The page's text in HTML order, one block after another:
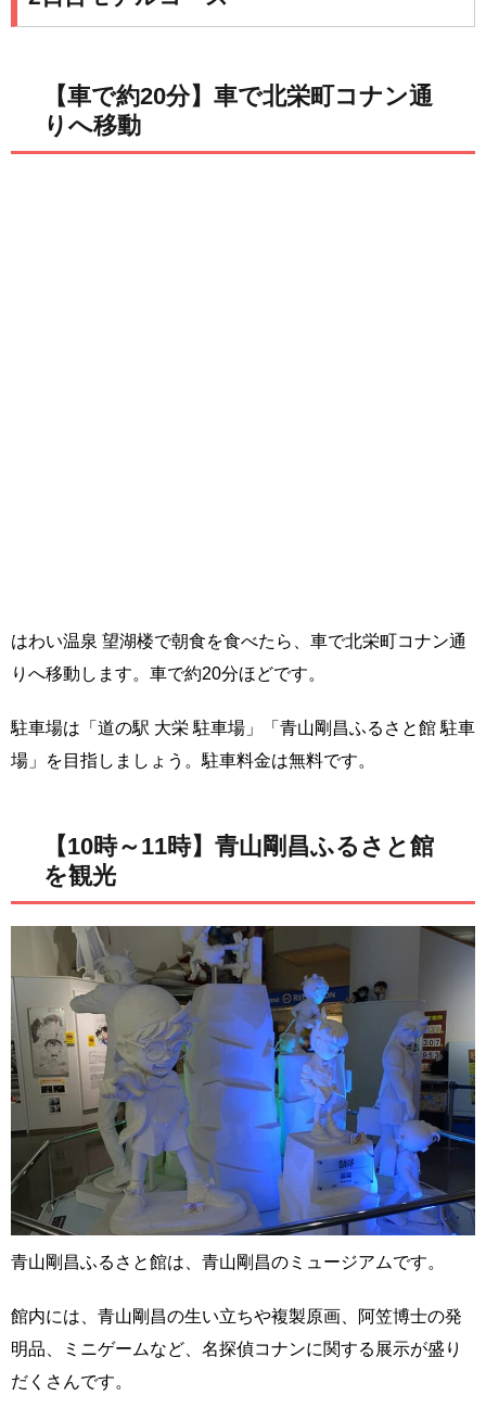
【車で約20分】車で北栄町コナン通
りへ移動
はわい温泉 望湖楼で朝食を食べたら、車で北栄町コナン通
りへ移動します。車で約20分ほどです。
駐車場は「道の駅 大栄 駐車場」「青山剛昌ふるさと館 駐車
場」を目指しましょう。駐車料金は無料です。
【10時～11時】青山剛昌ふるさと館
を観光
青山剛昌ふるさと館は、青山剛昌のミュージアムです。
館内には、青山剛昌の生い立ちや複製原画、阿笠博士の発
明品、ミニゲームなど、名探偵コナンに関する展示が盛り
だくさんです。